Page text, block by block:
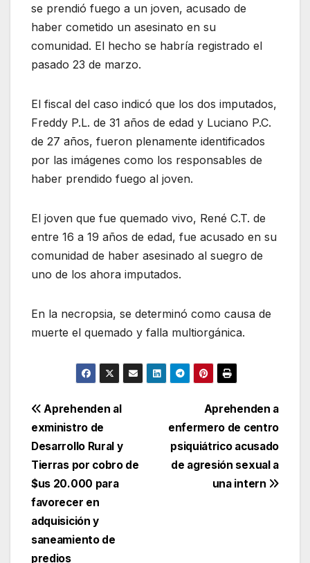
se prendió fuego a un joven, acusado de
haber cometido un asesinato en su
comunidad. El hecho se habría registrado el
pasado 23 de marzo.
El fiscal del caso indicó que los dos imputados,
Freddy P.L. de 31 años de edad y Luciano P.C.
de 27 años, fueron plenamente identificados
por las imágenes como los responsables de
haber prendido fuego al joven.
El joven que fue quemado vivo, René C.T. de
entre 16 a 19 años de edad, fue acusado en su
comunidad de haber asesinado al suegro de
uno de los ahora imputados.
En la necropsia, se determinó como causa de
muerte el quemado y falla multiorgánica.
Navegación
de
entradas
Aprehenden a
enfermero de centro
psiquiátrico acusado
de agresión sexual a
una intern
Aprehenden al
exministro de
Desarrollo Rural y
Tierras por cobro de
$us 20.000 para
favorecer en
adquisición y
saneamiento de
predios